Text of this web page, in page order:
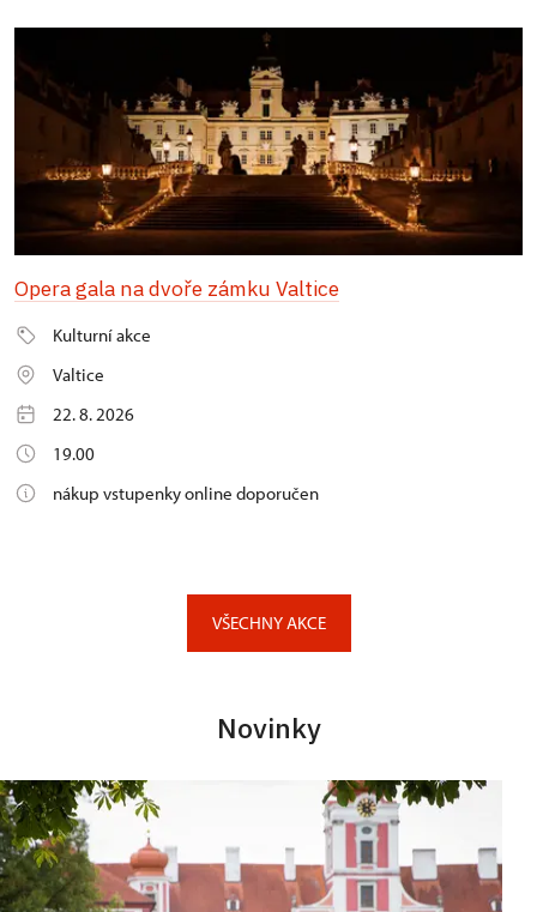
Opera gala na dvoře zámku Valtice
Kulturní akce
Valtice
22. 8. 2026
19.00
nákup vstupenky online doporučen
VŠECHNY AKCE
Novinky